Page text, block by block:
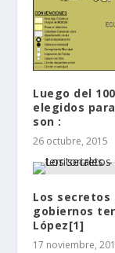
Luego del
elegidos
son :
26 octubre, 2015
Los secretos
gobiernos
López[1]
17 noviembre,